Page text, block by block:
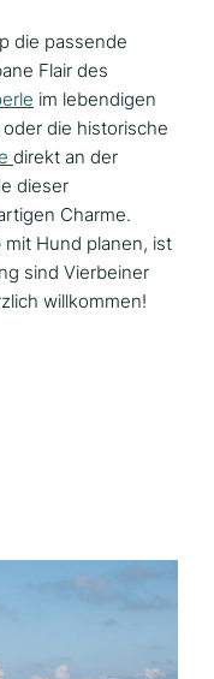
die passende
Flair des
im lebendigen
die historische
direkt an der
dieser
Charme.
mit Hund planen, ist
sind Vierbeiner
willkommen!